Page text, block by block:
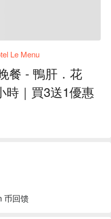
Le Menu
餐 - 鴨肝．花
時｜買3送1優惠
币回馈